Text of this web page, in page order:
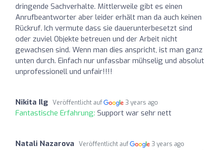
dringende Sachverhalte. Mittlerweile gibt es einen
Anrufbeantworter aber leider erhält man da auch keinen
Rückruf. Ich vermute dass sie dauerunterbesetzt sind
oder zuviel Objekte betreuen und der Arbeit nicht
gewachsen sind. Wenn man dies anspricht, ist man ganz
unten durch. Einfach nur unfassbar mühselig und absolut
unprofessionell und unfair!!!!
Nikita Ilg Veröffentlicht auf 3 years ago
Fantastische Erfahrung: Support war sehr nett
Natali Nazarova Veröffentlicht auf 3 years ago